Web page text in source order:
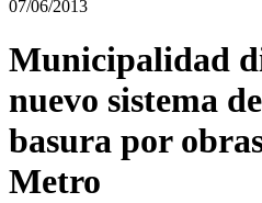
07/06/2013
Municipalidad
nuevo sistema
basura por
Metro